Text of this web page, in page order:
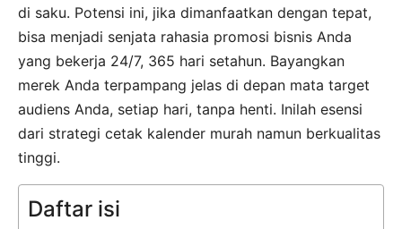
di saku. Potensi ini, jika dimanfaatkan dengan tepat,
bisa menjadi senjata rahasia promosi bisnis Anda
yang bekerja 24/7, 365 hari setahun. Bayangkan
merek Anda terpampang jelas di depan mata target
audiens Anda, setiap hari, tanpa henti. Inilah esensi
dari strategi cetak kalender murah namun berkualitas
tinggi.
Daftar isi